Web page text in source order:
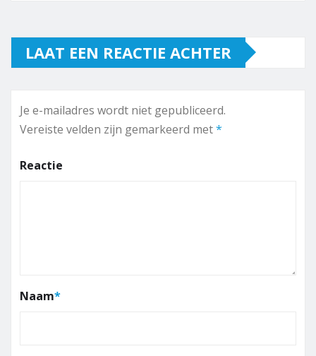
LAAT EEN REACTIE ACHTER
Je e-mailadres wordt niet gepubliceerd.
Vereiste velden zijn gemarkeerd met*
Reactie
Naam*